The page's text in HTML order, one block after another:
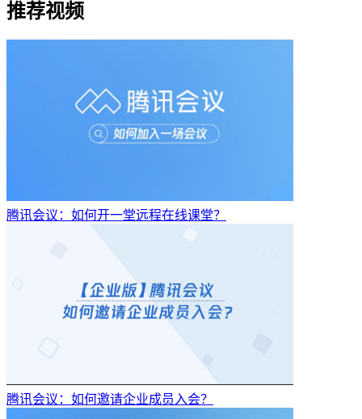
推荐视频
腾讯会议：如何开一堂远程在线课堂？
腾讯会议：如何邀请企业成员入会？